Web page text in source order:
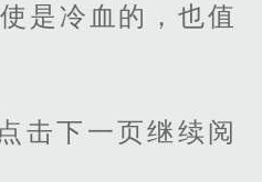
是冷血的，也值
击下一页继续阅